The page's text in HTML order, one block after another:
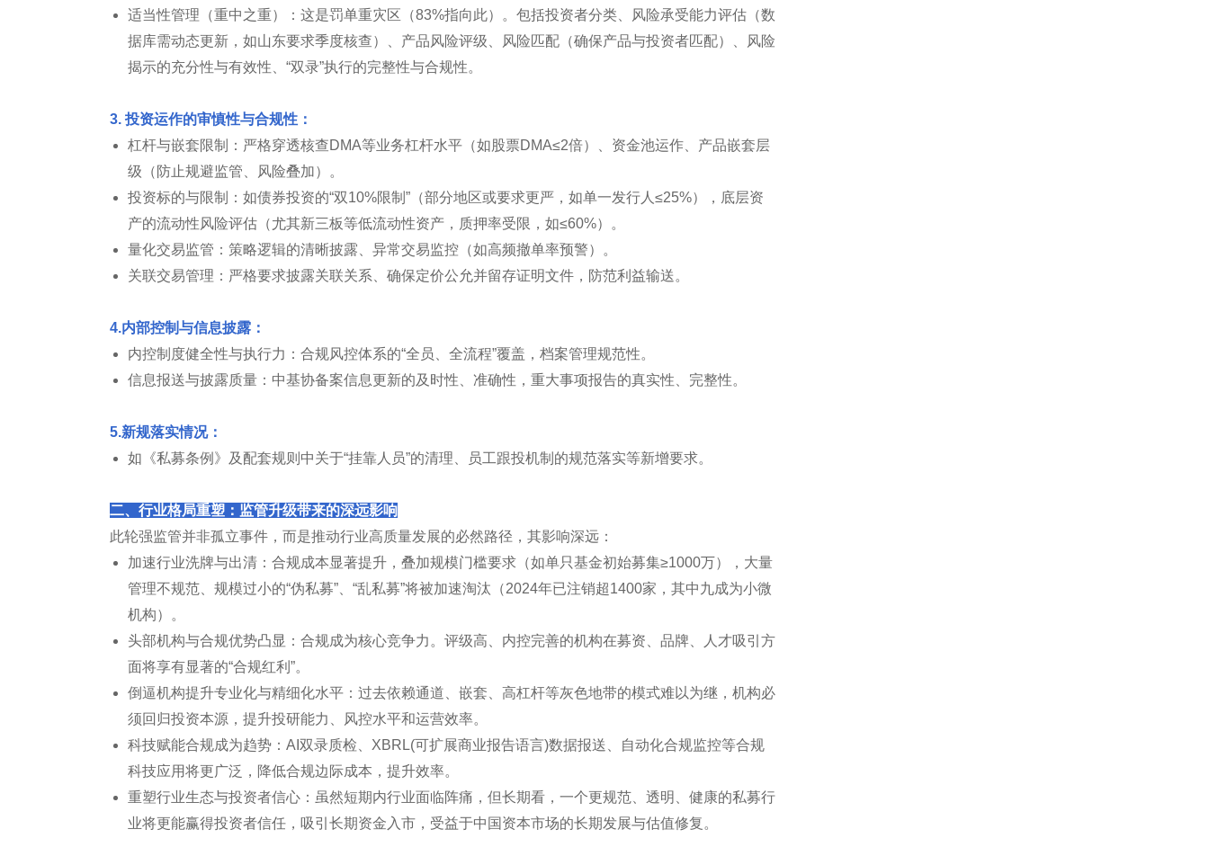
适当性管理（重中之重）：这是罚单重灾区（83%指向此）。包括投资者分类、风险承受能力评估（数
据库需动态更新，如山东要求季度核查）、产品风险评级、风险匹配（确保产品与投资者匹配）、风险
揭示的充分性与有效性、“双录”执行的完整性与合规性。
3. 投资运作的审慎性与合规性：
杠杆与嵌套限制：严格穿透核查DMA等业务杠杆水平（如股票DMA≤2倍）、资金池运作、产品嵌套层
级（防止规避监管、风险叠加）。
投资标的与限制：如债券投资的“双10%限制”（部分地区或要求更严，如单一发行人≤25%），底层资
产的流动性风险评估（尤其新三板等低流动性资产，质押率受限，如≤60%）。
量化交易监管：策略逻辑的清晰披露、异常交易监控（如高频撤单率预警）。
关联交易管理：严格要求披露关联关系、确保定价公允并留存证明文件，防范利益输送。
4.内部控制与信息披露：
内控制度健全性与执行力：合规风控体系的“全员、全流程”覆盖，档案管理规范性。
信息报送与披露质量：中基协备案信息更新的及时性、准确性，重大事项报告的真实性、完整性。
5.新规落实情况：
如《私募条例》及配套规则中关于“挂靠人员”的清理、员工跟投机制的规范落实等新增要求。
二、行业格局重塑：监管升级带来的深远影响
此轮强监管并非孤立事件，而是推动行业高质量发展的必然路径，其影响深远：
加速行业洗牌与出清：合规成本显著提升，叠加规模门槛要求（如单只基金初始募集≥1000万），大量
管理不规范、规模过小的“伪私募”、“乱私募”将被加速淘汰（2024年已注销超1400家，其中九成为小微
机构）。
头部机构与合规优势凸显：合规成为核心竞争力。评级高、内控完善的机构在募资、品牌、人才吸引方
面将享有显著的“合规红利”。
倒逼机构提升专业化与精细化水平：过去依赖通道、嵌套、高杠杆等灰色地带的模式难以为继，机构必
须回归投资本源，提升投研能力、风控水平和运营效率。
科技赋能合规成为趋势：AI双录质检、XBRL(可扩展商业报告语言)数据报送、自动化合规监控等合规
科技应用将更广泛，降低合规边际成本，提升效率。
重塑行业生态与投资者信心：虽然短期内行业面临阵痛，但长期看，一个更规范、透明、健康的私募行
业将更能赢得投资者信任，吸引长期资金入市，受益于中国资本市场的长期发展与估值修复。